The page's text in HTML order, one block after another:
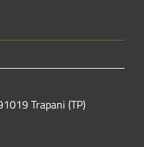
Trapani (TP)